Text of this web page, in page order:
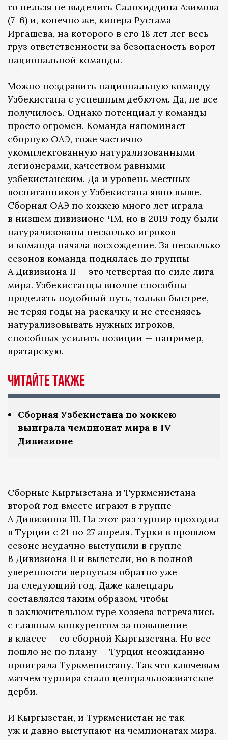
то нельзя не выделить Салохиддина Азимова
(7+6) и, конечно же, кипера Рустама
Иргашева, на которого в его 18 лет лег весь
груз ответственности за безопасность ворот
национальной команды.
Можно поздравить национальную команду
Узбекистана с успешным дебютом. Да, не все
получилось. Однако потенциал у команды
просто огромен. Команда напоминает
сборную ОАЭ, тоже частично
укомплектованную натурализованными
легионерами, качеством равными
узбекистанским. Да и уровень местных
воспитанников у Узбекистана явно выше.
Сборная ОАЭ по хоккею много лет играла
в низшем дивизионе ЧМ, но в 2019 году были
натурализованы несколько игроков
и команда начала восхождение. За несколько
сезонов команда поднялась до группы
А Дивизиона II — это четвертая по силе лига
мира. Узбекистанцы вполне способны
проделать подобный путь, только быстрее,
не теряя годы на раскачку и не стесняясь
натурализовывать нужных игроков,
способных усилить позиции — например,
вратарскую.
Читайте также
Сборная Узбекистана по хоккею
выиграла чемпионат мира в IV
Дивизионе
Сборные Кыргызстана и Туркменистана
второй год вместе играют в группе
А Дивизиона III. На этот раз турнир проходил
в Турции с 21 по 27 апреля. Турки в прошлом
сезоне неудачно выступили в группе
B Дивизиона II и вылетели, но в полной
уверенности вернуться обратно уже
на следующий год. Даже календарь
составлялся таким образом, чтобы
в заключительном туре хозяева встречались
с главным конкурентом за повышение
в классе — со сборной Кыргызстана. Но все
пошло не по плану — Турция неожиданно
проиграла Туркменистану. Так что ключевым
матчем турнира стало центральноазиатское
дерби.
И Кыргызстан, и Туркменистан не так
уж и давно выступают на чемпионатах мира.